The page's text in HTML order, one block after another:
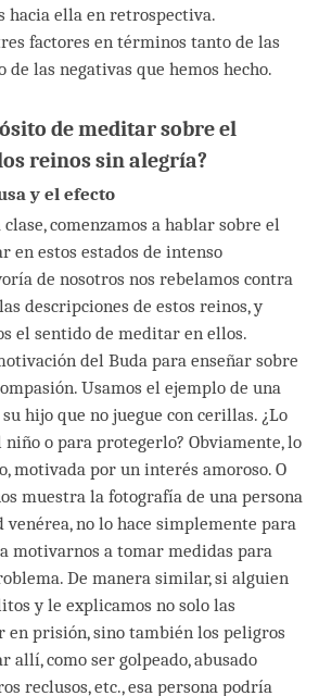
hacia ella en retrospectiva.
factores en términos tanto de las
de las negativas que hemos hecho.
de meditar sobre el
reinos sin alegría?
y el efecto
comenzamos a hablar sobre el
en estos estados de intenso
de nosotros nos rebelamos contra
descripciones de estos reinos, y
el sentido de meditar en ellos.
del Buda para enseñar sobre
Usamos el ejemplo de una
hijo que no juegue con cerillas. ¿Lo
niño o para protegerlo? Obviamente, lo
motivada por un interés amoroso. O
muestra la fotografía de una persona
venérea, no lo hace simplemente para
motivarnos a tomar medidas para
De manera similar, si alguien
y le explicamos no solo las
en prisión, sino también los peligros
allí, como ser golpeado, abusado
reclusos, etc., esa persona podría